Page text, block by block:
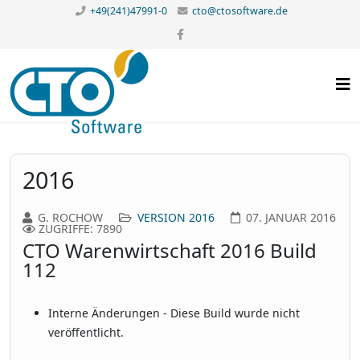
+49(241)47991-0 cto@ctosoftware.de
2016
G. ROCHOW VERSION 2016 07. JANUAR 2016
ZUGRIFFE: 7890
CTO Warenwirtschaft 2016 Build
112
Interne Änderungen - Diese Build wurde nicht
veröffentlicht.